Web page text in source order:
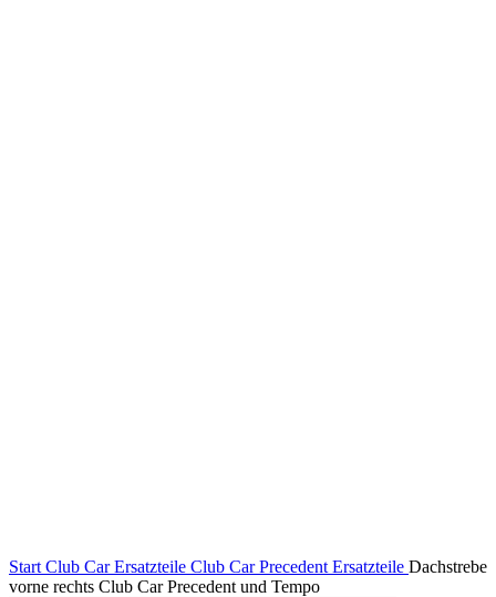
Start Club Car Ersatzteile Club Car Precedent Ersatzteile Dachstrebe
vorne rechts Club Car Precedent und Tempo